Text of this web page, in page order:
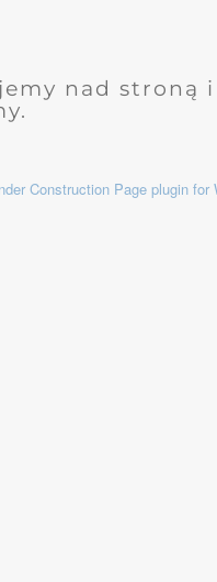
nad stroną
Construction Page plugin for